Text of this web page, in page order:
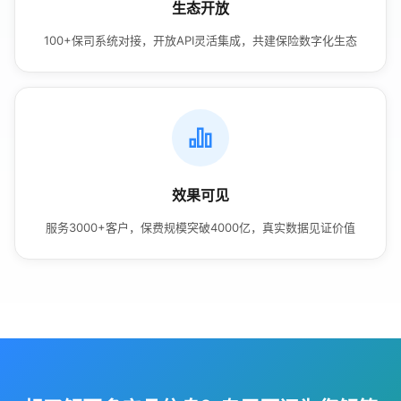
生态开放
100+保司系统对接，开放API灵活集成，共建保险数字化生态
效果可见
服务3000+客户，保费规模突破4000亿，真实数据见证价值